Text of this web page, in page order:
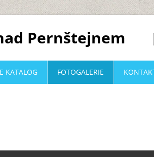
Pernštejnem
KATALOG FOTOGALERIE